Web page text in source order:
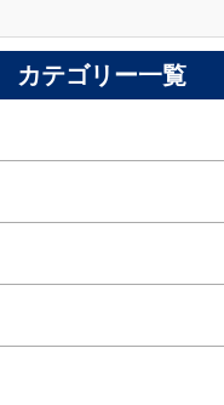
カテゴリー一覧